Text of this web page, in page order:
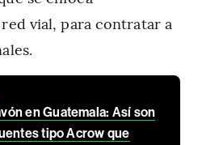
vial, para contratar a
en Guatemala: Así son
tipo Acrow que